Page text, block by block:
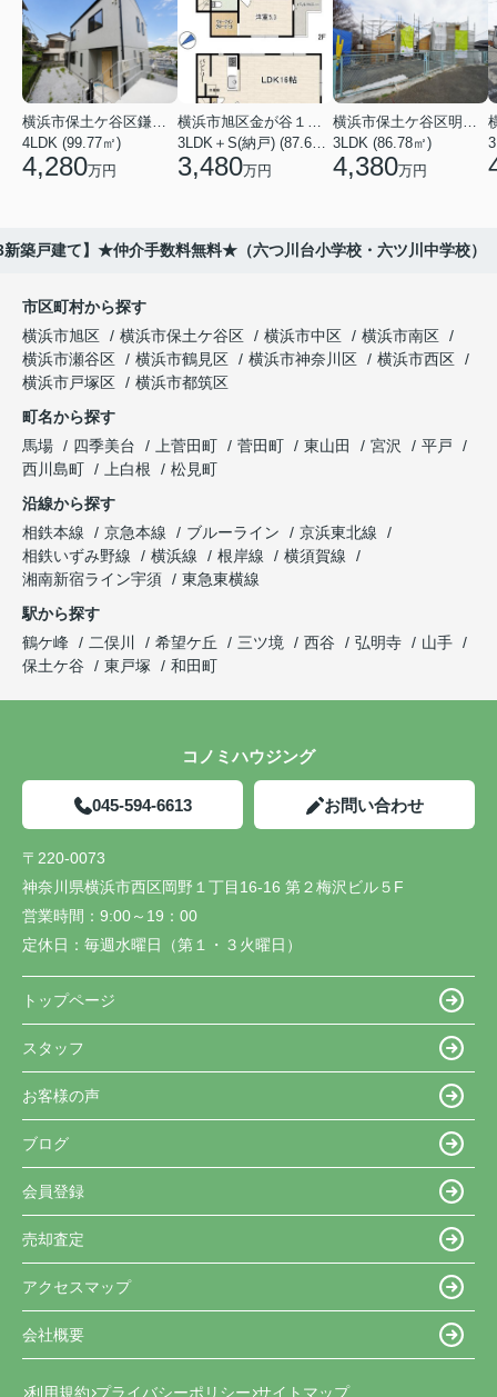
横浜市保土ケ谷区鎌谷町
4LDK (99.77㎡)
4,280万円
横浜市旭区金が谷１丁目
3LDK＋S(納戸) (87.61㎡)
3,480万円
横浜市保土ケ谷区明神台
3LDK (86.78㎡)
4,380万円
築戸建て】★仲介手数料無料★（六つ川台小学校・六ツ川中学校）
市区町村から探す
横浜市旭区
横浜市保土ケ谷区 横浜市中区
横浜市南区
横浜市瀬谷区
横浜市鶴見区 横浜市神奈川区
横浜市西区
横浜市戸塚区
横浜市都筑区
町名から探す
馬場
四季美台 上菅田町 菅田町 東山田 宮沢
平戸
西川島町
上白根
松見町
沿線から探す
相鉄本線
京急本線 ブルーライン
京浜東北線
相鉄いずみ野線
横浜線 根岸線
横須賀線
湘南新宿ライン宇須
東急東横線
駅から探す
鶴ケ峰
二俣川 希望ケ丘 三ツ境 西谷 弘明寺
山手
保土ケ谷
東戸塚 和田町
コノミハウジング
045-594-6613 お問い合わせ
〒220-0073
神奈川県横浜市西区岡野１丁目16-16 第２梅沢ビル５F
営業時間： 9:00～19：00
定休日： 毎週水曜日（第１・３火曜日）
トップページ
スタッフ
お客様の声
ブログ
会員登録
売却査定
アクセスマップ
会社概要
利用規約 プライバシーポリシー サイトマップ